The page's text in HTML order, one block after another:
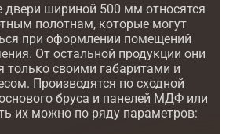
шириной 500 мм относятся
полотнам, которые могут
при оформлении помещений
От остальной продукции они
только своими габаритами и
Производятся по сходной
бруса и панелей МДФ или
их можно по ряду параметров: